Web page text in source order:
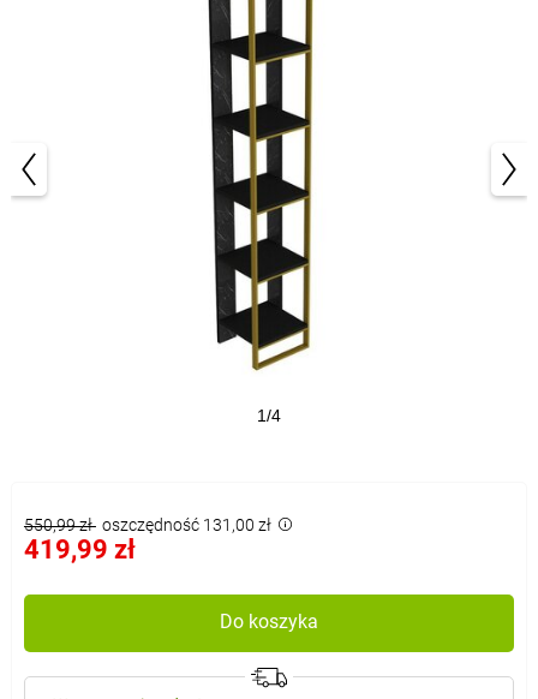
1/4
550,99 zł oszczędność 131,00 zł
419,99 zł
Do koszyka